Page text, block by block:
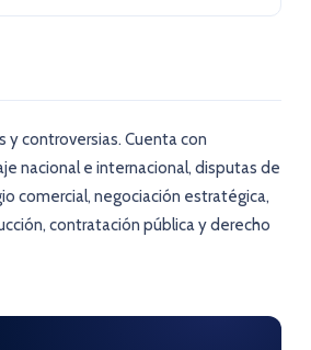
y controversias. Cuenta con
nacional e internacional, disputas de
comercial, negociación estratégica,
contratación pública y derecho